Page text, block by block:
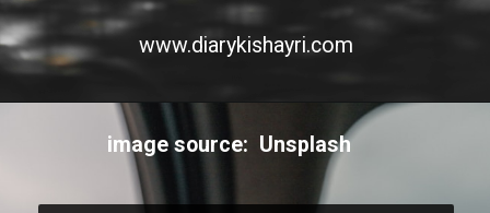
www.diarykishayri.com
image source: Unsplash